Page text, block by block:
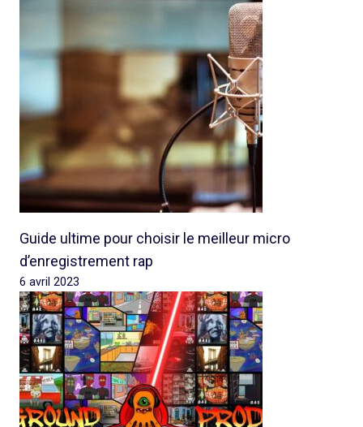
Guide ultime pour choisir le meilleur micro
d’enregistrement rap
6 avril 2023